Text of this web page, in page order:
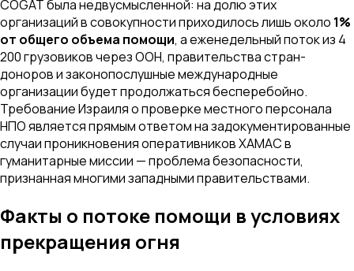
COGAT была недвусмысленной: на долю этих
организаций в совокупности приходилось лишь около 1%
от общего объема помощи, а еженедельный поток из 4
200 грузовиков через ООН, правительства стран-
доноров и законопослушные международные
организации будет продолжаться бесперебойно.
Требование Израиля о проверке местного персонала
НПО является прямым ответом на задокументированные
случаи проникновения оперативников ХАМАС в
гуманитарные миссии — проблема безопасности,
признанная многими западными правительствами.
Факты о потоке помощи в условиях
прекращения огня